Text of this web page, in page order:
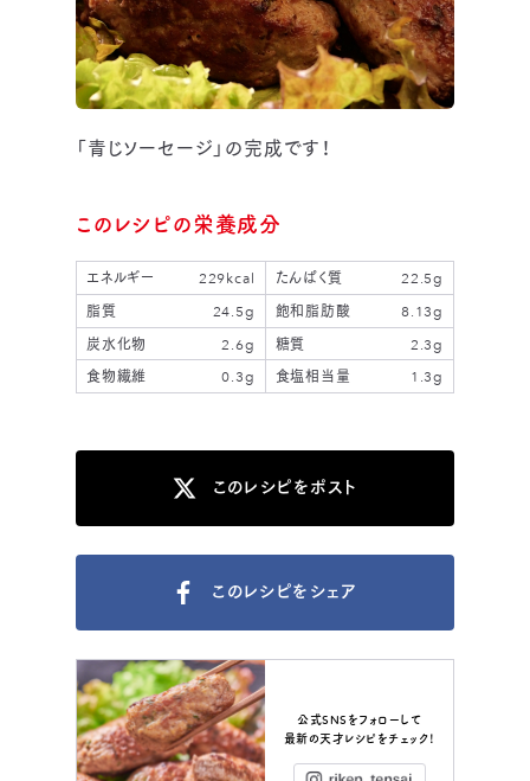
「青じソーセージ」の完成です！
このレシピの栄養成分
エネルギー 229kcal たんぱく質
22.5g
脂質
24.5g 飽和脂肪酸
8.13g
炭水化物
2.6g 糖質
2.3g
食物繊維
0.3g 食塩相当量 1.3g
このレシピをポスト
このレシピをシェア
公式SNSをフォローして
最新の天才レシピをチェック！